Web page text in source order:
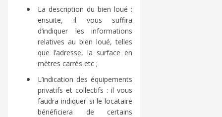
La description du bien loué :
ensuite, il vous suffira
d’indiquer les informations
relatives au bien loué, telles
que l’adresse, la surface en
mètres carrés etc ;
L’indication des équipements
privatifs et collectifs : il vous
faudra indiquer si le locataire
bénéficiera de certains